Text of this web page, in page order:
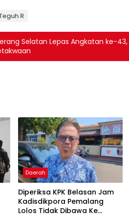
R
Selatan Lepas Angkatan ke-
Daerah
Diperiksa KPK Belasan Jam
Kadisdikpora Pemalang
Lolos Tidak Dibawa Ke